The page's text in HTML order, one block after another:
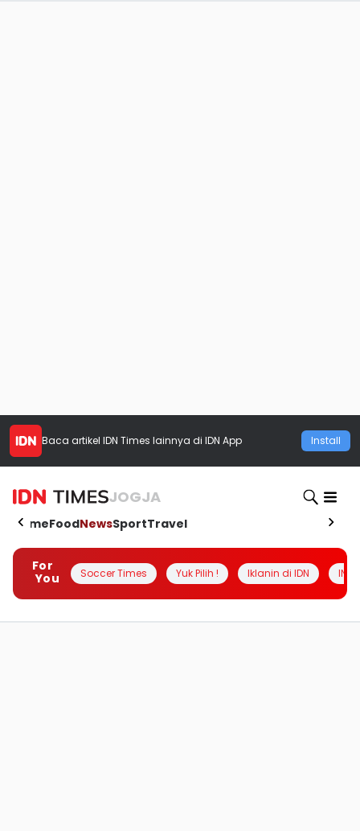
Baca artikel IDN Times lainnya di IDN App Install
JOGJA
HomeFoodNewsSportTravel
For
You
Soccer Times Yuk Pilih ! Iklanin di IDN